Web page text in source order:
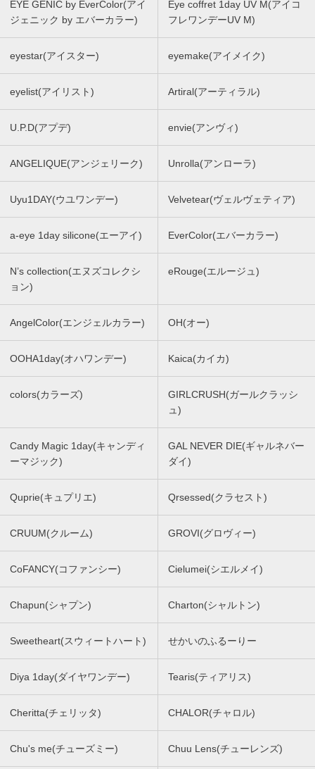
EYE GENIC by EverColor(アイ
ジェニック by エバーカラー)
Eye coffret 1day UV M(アイコ
フレワンデーUV M)
eyestar(アイスター) eyemake(アイメイク)
eyelist(アイリスト) Artiral(アーティラル)
U.P.D(アプデ) envie(アンヴィ)
ANGELIQUE(アンジェリーク) Unrolla(アンローラ)
Uyu1DAY(ウユワンデー) Velvetear(ヴェルヴェティア)
a-eye 1day silicone(エーアイ) EverColor(エバーカラー)
N’s collection(エヌズコレクシ
ョン)
eRouge(エルージュ)
AngelColor(エンジェルカラー) OH(オー)
OOHA1day(オハワンデー) Kaica(カイカ)
colors(カラーズ)
GIRLCRUSH(ガールクラッシ
ュ)
Candy Magic 1day(キャンディ
ーマジック)
GAL NEVER DIE(ギャルネバー
ダイ)
Quprie(キュプリエ) Qrsessed(クラセスト)
CRUUM(クルーム) GROVI(グロヴィー)
CoFANCY(コファンシー) Cielumei(シエルメイ)
Chapun(シャプン) Charton(シャルトン)
Sweetheart(スウィートハート) せかいのふるーりー
Diya 1day(ダイヤワンデー) Tearis(ティアリス)
Cheritta(チェリッタ) CHALOR(チャロル)
Chu's me(チューズミー) Chuu Lens(チューレンズ)